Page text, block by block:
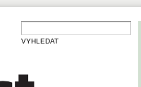
VYHLEDAT